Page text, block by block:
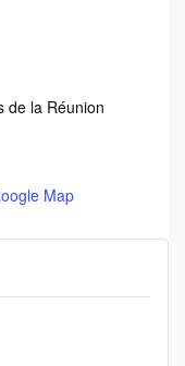
de la Réunion
Map